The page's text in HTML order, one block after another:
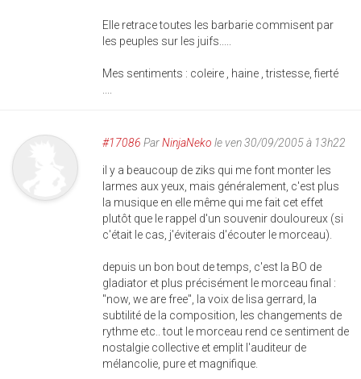
Elle retrace toutes les barbarie commisent par
les peuples sur les juifs.....
Mes sentiments : coleire , haine , tristesse, fierté
#17086 ParNinjaNeko le ven 30/09/2005 à 13h22
il y a beaucoup de ziks qui me font monter les
larmes aux yeux, mais généralement, c'est plus
la musique en elle même qui me fait cet effet
plutôt que le rappel d'un souvenir douloureux (si
c'était le cas, j'éviterais d'écouter le morceau).
depuis un bon bout de temps, c'est la BO de
gladiator et plus précisément le morceau final :
"now, we are free", la voix de lisa gerrard, la
subtilité de la composition, les changements de
rythme etc.. tout le morceau rend ce sentiment de
nostalgie collective et emplit l'auditeur de
mélancolie, pure et magnifique.